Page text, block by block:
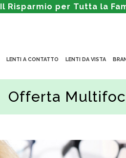
Il Risparmio per Tutta la
LENTI A CONTATTO LENTI DA VISTA
Offerta